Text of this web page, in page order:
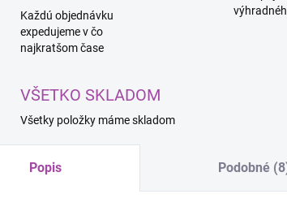
Každú objednávku
expedujeme v čo
najkratšom čase
VŠETKO SKLADOM
Všetky položky máme skladom
Popis Podobné